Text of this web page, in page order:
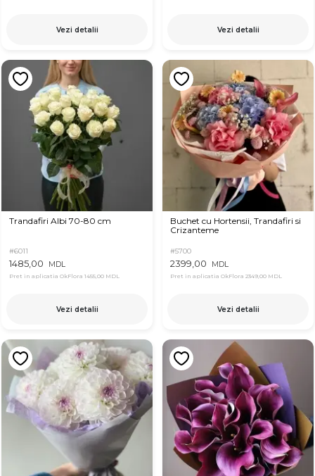
Vezi detalii Vezi detalii
Trandafiri Albi 70-80 cm
#6011
1485,00 MDL
Pret in aplicatia OkFlora 1455,00 MDL
Vezi detalii
Buchet cu Hortensii, Trandafiri si
Crizanteme
#5700
2399,00 MDL
Pret in aplicatia OkFlora 2349,00 MDL
Vezi detalii